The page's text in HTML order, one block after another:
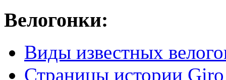
Велогонки:
Виды известных
Страницы истории